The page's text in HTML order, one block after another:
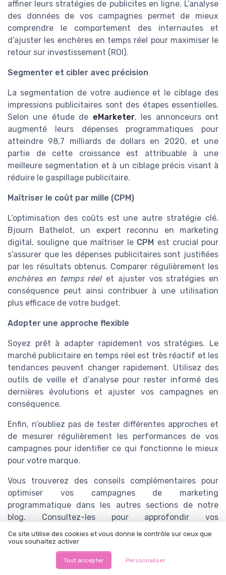
affiner leurs stratégies de publicites en ligne. L’analyse
des données de vos campagnes permet de mieux
comprendre le comportement des internautes et
d’ajuster les enchères en temps réel pour maximiser le
retour sur investissement (ROI).
Segmenter et cibler avec précision
La segmentation de votre audience et le ciblage des
impressions publicitaires sont des étapes essentielles.
Selon une étude de eMarketer, les annonceurs ont
augmenté leurs dépenses programmatiques pour
atteindre 98,7 milliards de dollars en 2020, et une
partie de cette croissance est attribuable à une
meilleure segmentation et à un ciblage précis visant à
réduire le gaspillage publicitaire.
Maîtriser le coût par mille (CPM)
L’optimisation des coûts est une autre stratégie clé.
Bjourn Bathelot, un expert reconnu en marketing
digital, souligne que maîtriser le CPM est crucial pour
s’assurer que les dépenses publicitaires sont justifiées
par les résultats obtenus. Comparer régulièrement les
enchères en temps réel et ajuster vos stratégies en
conséquence peut ainsi contribuer à une utilisation
plus efficace de votre budget.
Adopter une approche flexible
Soyez prêt à adapter rapidement vos stratégies. Le
marché publicitaire en temps réel est très réactif et les
tendances peuvent changer rapidement. Utilisez des
outils de veille et d’analyse pour rester informé des
dernières évolutions et ajuster vos campagnes en
conséquence.
Enfin, n’oubliez pas de tester différentes approches et
de mesurer régulièrement les performances de vos
campagnes pour identifier ce qui fonctionne le mieux
pour votre marque.
Vous trouverez des conseils complémentaires pour
optimiser vos campagnes de marketing
programmatique dans les autres sections de notre
blog. Consultez-les pour approfondir vos
connaissances et maximiser l’efficacité de vos
campagnes RTB.
TOP 10 des solutions
Ce site utilise des cookies et vous donne le contrôle sur ceux que
vous souhaitez activer
Tout accepter Personnaliser